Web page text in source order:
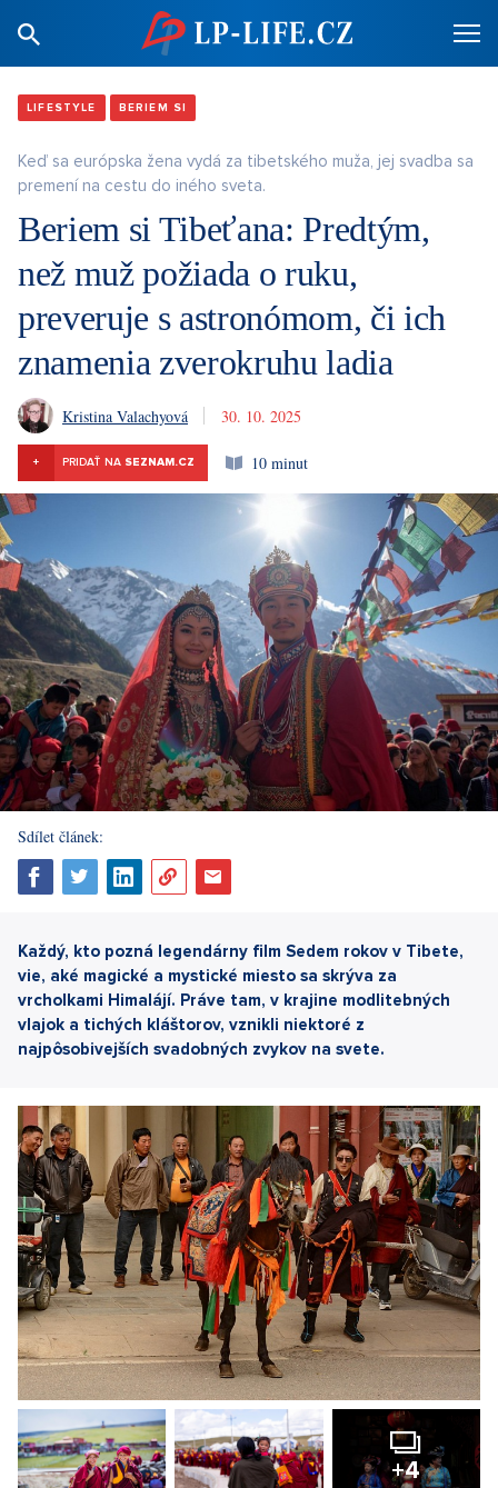
LIFESTYLE BERIEM SI
Keď sa európska žena vydá za tibetského muža, jej svadba sa
premení na cestu do iného sveta.
Beriem si Tibeťana: Predtým,
než muž požiada o ruku,
preveruje s astronómom, či ich
znamenia zverokruhu ladia
Kristina Valachyová 30. 10. 2025
+ PRIDAŤ NA SEZNAM.CZ 10 minut
Sdílet článek:
Každý, kto pozná legendárny film Sedem rokov v Tibete,
vie, aké magické a mystické miesto sa skrýva za
vrcholkami Himalájí. Práve tam, v krajine modlitebných
vlajok a tichých kláštorov, vznikli niektoré z
najpôsobivejších svadobných zvykov na svete.
+4